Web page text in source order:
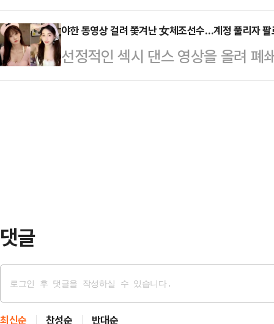
한 딸을 업거나…
같이 할 수는 없다. 당신들은 여기
어 "지금부터 그대들은 사선을 같
라도 빨리 떠나라"고 목소리를 높
정한 당론이 애들…
대 엄마가 숨지는 사건이 발생했다
매체에 따르면 지난 6일 캘리포니
나(22)가 2살 아들이 쏜 총알을 가
나는 남자친구인 앤드류 산체스
야한 동영상 걸려 쫓겨난 女체조선수…계정 풀리자
선정적인 섹시 댄스 영상을 올려 폐
(SNS) 계정이 복원된 지 단 하루
댓글
최신순 찬성순 반대순